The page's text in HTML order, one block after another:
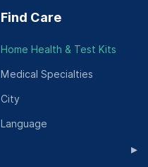
Find Care
Home Health & Test Kits
Medical Specialties
City
Language
▸